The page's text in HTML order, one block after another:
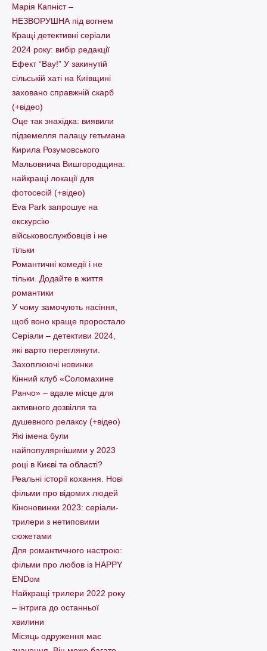
Марія Капніст –
НЕЗВОРУШНА під вогнем
Кращі детективні серіали
2024 року: вибір редакції
Ефект “Вау!” У закинутій
сільській хаті на Київщині
заховано справжній скарб
(+відео)
Оце так знахідка: виявили
підземелля палацу гетьмана
Кирила Розумовського
Мальовнича Вишгородщина:
найкращі локації для
фотосесій (+відео)
Eva Park запрошує на
екскурсію
військовослужбовців і не
тільки
Романтичні комедії і не
тільки. Додайте в життя
романтики
У чому замочують насіння,
щоб воно краще проростало
Серіали – детективи 2024,
які варто пеpеглянути.
Захоплюючі новинки
Кінний клуб «Соломахине
Ранчо» – вдале місце для
активного дозвілля та
душевного релаксу (+відео)
Які імена були
найпопулярнішими у 2023
році в Києві та області?
Реальні історії кохання. Нові
фільми про відомих людей
Кіноновинки 2023: серіали-
трилери з нетиповими
сюжетами
Для романтичного настрою:
фільми про любов із HAPPY
ENDом
Найкращі трилери 2022 року
– інтрига до останньої
хвилини
Місяць одруження має